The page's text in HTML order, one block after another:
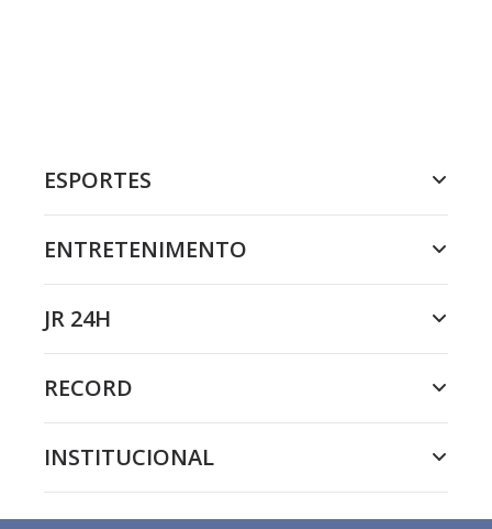
ESPORTES
ENTRETENIMENTO
JR 24H
RECORD
INSTITUCIONAL